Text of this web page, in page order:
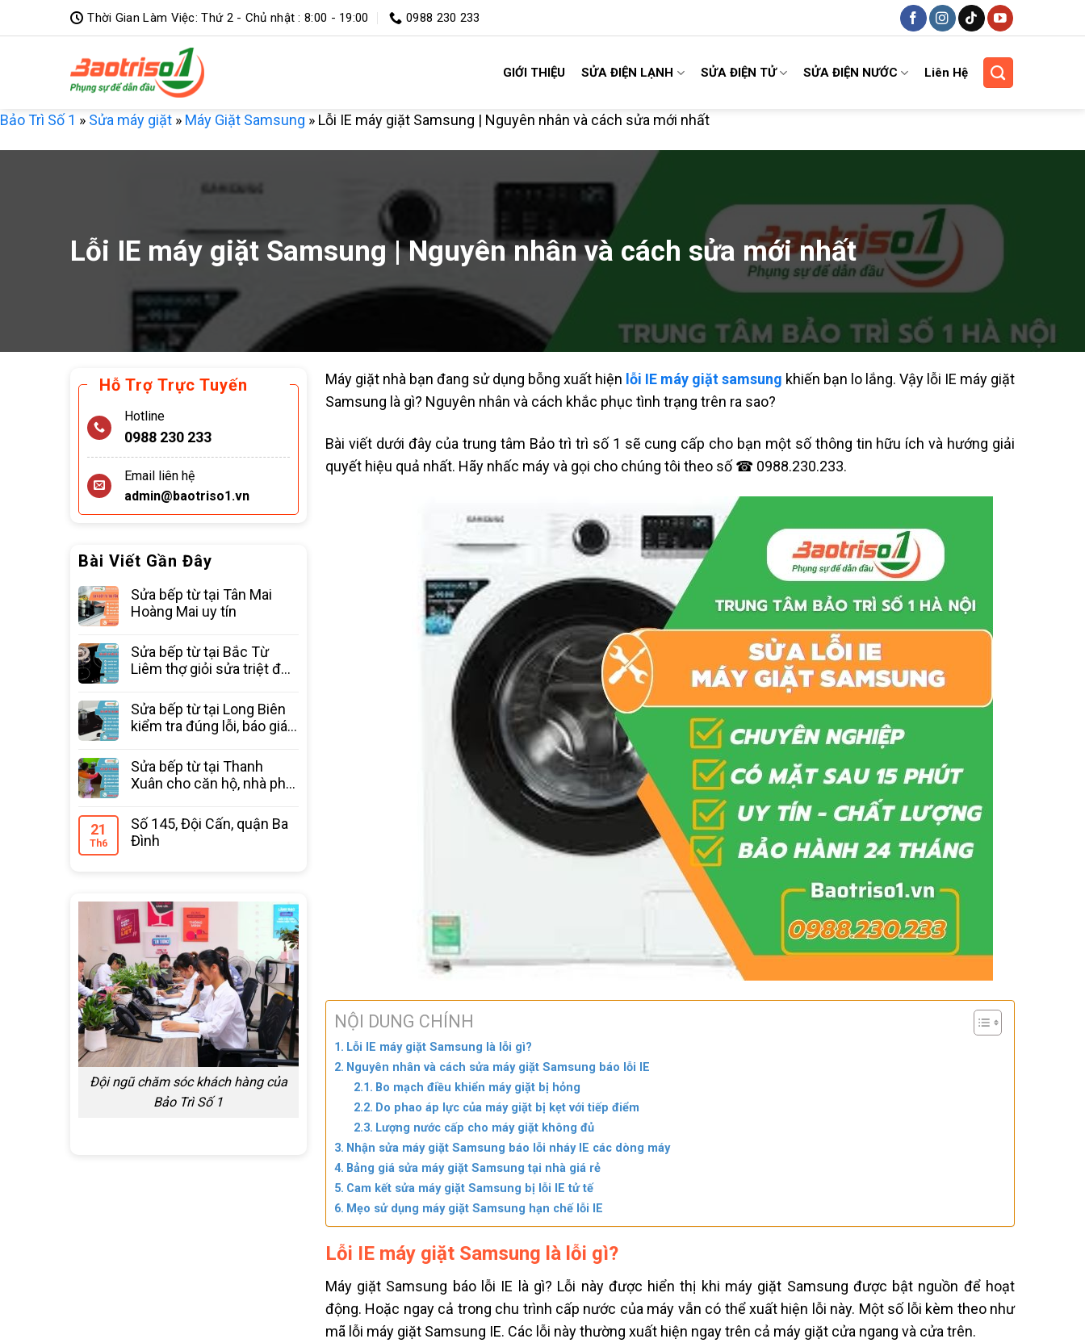
qua
Thời Gian Làm Việc: Thứ 2 - Chủ nhật : 8:00 - 19:00 0988 230 233
GIỚI THIỆU SỬA ĐIỆN LẠNH SỬA ĐIỆN TỬ SỬA ĐIỆN NƯỚC Liên Hệ
Bảo Trì Số 1 » Sửa máy giặt » Máy Giặt Samsung » Lỗi IE máy giặt Samsung | Nguyên nhân và cách sửa mới nhất
Lỗi IE máy giặt Samsung | Nguyên nhân và cách sửa mới nhất
Hỗ Trợ Trực Tuyến
Hotline
0988 230 233
Email liên hệ
admin@baotriso1.vn
Bài Viết Gần Đây
Sửa bếp từ tại Tân Mai
Hoàng Mai uy tín
Sửa bếp từ tại Bắc Từ
Liêm thợ giỏi sửa triệt để
Sửa bếp từ tại Long Biên
kiểm tra đúng lỗi, báo giá
Sửa bếp từ tại Thanh
Xuân cho căn hộ, nhà phố
21
Th6
Số 145, Đội Cấn, quận Ba
Đình
Đội ngũ chăm sóc khách hàng của
Bảo Trì Số 1
Máy giặt nhà bạn đang sử dụng bỗng xuất hiện lỗi IE máy giặt samsung khiến bạn lo lắng. Vậy lỗi IE máy giặt
Samsung là gì? Nguyên nhân và cách khắc phục tình trạng trên ra sao?
Bài viết dưới đây của trung tâm Bảo trì trì số 1 sẽ cung cấp cho bạn một số thông tin hữu ích và hướng giải
quyết hiệu quả nhất. Hãy nhấc máy và gọi cho chúng tôi theo số ☎ 0988.230.233.
NỘI DUNG CHÍNH
Lỗi IE máy giặt Samsung là lỗi gì?
Nguyên nhân và cách sửa máy giặt Samsung báo lỗi IE
Bo mạch điều khiển máy giặt bị hỏng
Do phao áp lực của máy giặt bị kẹt với tiếp điểm
Lượng nước cấp cho máy giặt không đủ
Nhận sửa máy giặt Samsung báo lỗi nháy IE các dòng máy
Bảng giá sửa máy giặt Samsung tại nhà giá rẻ
Cam kết sửa máy giặt Samsung bị lỗi IE tử tế
Mẹo sử dụng máy giặt Samsung hạn chế lỗi IE
Lỗi IE máy giặt Samsung là lỗi gì?
Máy giặt Samsung báo lỗi IE là gì? Lỗi này được hiển thị khi máy giặt Samsung được bật nguồn để hoạt
động. Hoặc ngay cả trong chu trình cấp nước của máy vẫn có thể xuất hiện lỗi này. Một số lỗi kèm theo như
mã lỗi máy giặt Samsung IE. Các lỗi này thường xuất hiện ngay trên cả máy giặt cửa ngang và cửa trên.